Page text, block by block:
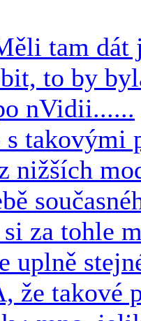
tam dát
to by
nVidii......
takovými
nižších
za tohle
uplně
že takové